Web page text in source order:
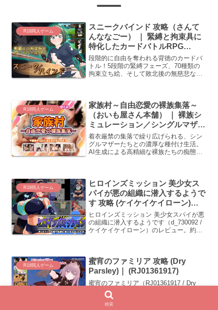
R18同人ゲーム
スニークバインド 攻略（さんて
んななごー） ｜ 緊縛と拘束具に
特化したカードバトルRPG
(RJ01393314)
段階的に自由を奪われる背徳のカードバ
トル！5段階の緊縛フェーズ、70種類の
拘束立ち絵、そして敗北後の無慈悲な強
リートを徹底解析。(RJ01393314)
R18同人ゲーム
家族村～自由恋愛の裸族集落～
（おいも屋さん本舗） ｜ 裸族シ
ミュレーション／シングルマザー
／中出し自由恋愛 (d_735098)
着衣厳禁の集落で繰り広げられる、シン
グルマザーたちとの濃厚な種付け生活。
AI生成による高精細な裸族たちの痴態
R18同人ゲーム
ヒロインズミッション 美少女ス
パイが悪の組織に潜入するようで
す 攻略 (ケイケイケイローン)｜
(d_730092)
（DLsite:RJ01555932）
ヒロインズミッション 美少女スパイが悪
の組織に潜入するようです（d_730092 /
ケイケイケイローン）のレビュー。約
を膨張させられる完全敗北の過程を網羅
する攻略ガイド。
R18同人ゲーム
蜜宵のファミリア 攻略 (Dry
Parsley)｜ (RJ01361917)
蜜宵のファミリア（RJ01361917 / Dry
Parsley）のレビュー。100層に及ぶダン
ジョン攻略と、拠点での採取・搾精シス
テムが連動するやり込み要素満載の
検索